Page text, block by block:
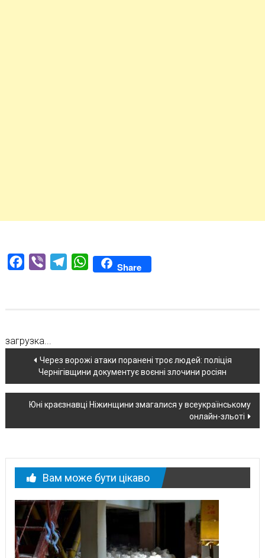
Facebook
Viber TelegramWhatsAppShare
загрузка...
Навігація
по
новині
Через ворожі атаки поранені троє людей: поліція
Чернігівщини документує воєнні злочини росіян
Юні краєзнавці Ніжинщини змагалися у всеукраїнському
онлайн-зльоті
Вам може бути цікаво